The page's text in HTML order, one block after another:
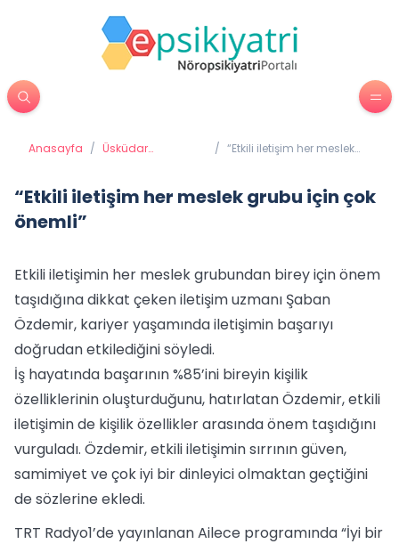
Anasayfa / Üsküdar
/ “Etkili iletişim her meslek
“Etkili iletişim her meslek grubu için çok
önemli”
Etkili iletişimin her meslek grubundan birey için önem
taşıdığına dikkat çeken iletişim uzmanı Şaban
Özdemir, kariyer yaşamında iletişimin başarıyı
doğrudan etkilediğini söyledi.
İş hayatında başarının %85’ini bireyin kişilik
özelliklerinin oluşturduğunu, hatırlatan Özdemir, etkili
iletişimin de kişilik özellikler arasında önem taşıdığını
vurguladı. Özdemir, etkili iletişimin sırrının güven,
samimiyet ve çok iyi bir dinleyici olmaktan geçtiğini
de sözlerine ekledi.
TRT Radyo1’de yayınlanan Ailece programında “İyi bir